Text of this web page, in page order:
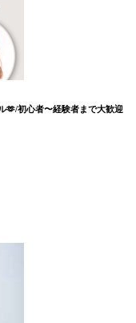
🫶/初心者〜経験者まで大歓迎